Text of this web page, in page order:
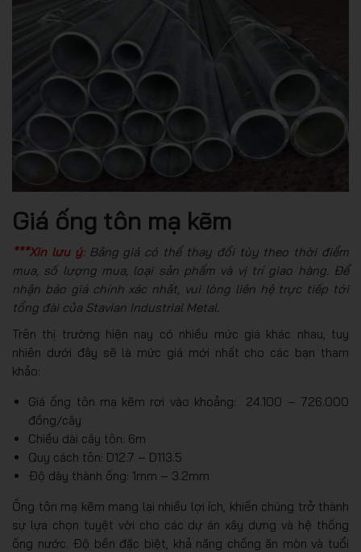
Giá ống tôn mạ kẽm
***Xin lưu ý:Bảng giá có thể thay đổi tùy theo thời điểm
mua, số lượng mua, loại sản phẩm và vị trí giao hàng. Để
nhận báo giá chính xác nhất, vui lòng liên hệ trực tiếp tới
tổng đài của Stavian Industrial Metal.
Trên thị trường hiện nay có nhiều mức giá khác nhau, tuy
nhiên dưới đây sẽ là mức giá mới nhất cho các bạn tham
khảo:
Giá ống tôn mạ kẽm rơi vào khoảng: 24.100 – 726.000
đồng/cây
Chiều dài cây tôn: 6m
Quy cách tôn: D12.7 – D113.5
Độ dày thành ống: 1mm – 3.2mm
Ống tôn mạ kẽm mang lại nhiều lợi ích, khiến chúng trở thành
sự lựa chọn tuyệt vời cho các dự án xây dựng và hệ thống
ống nước. Độ bền đặc biệt, khả năng chống ăn mòn và tuổi